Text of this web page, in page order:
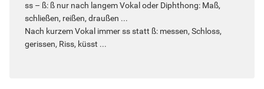
ss – ß: ß nur nach langem Vokal oder Diphthong: Maß,
schließen, reißen, draußen ...
Nach kurzem Vokal immer ss statt ß: messen, Schloss,
gerissen, Riss, küsst ...